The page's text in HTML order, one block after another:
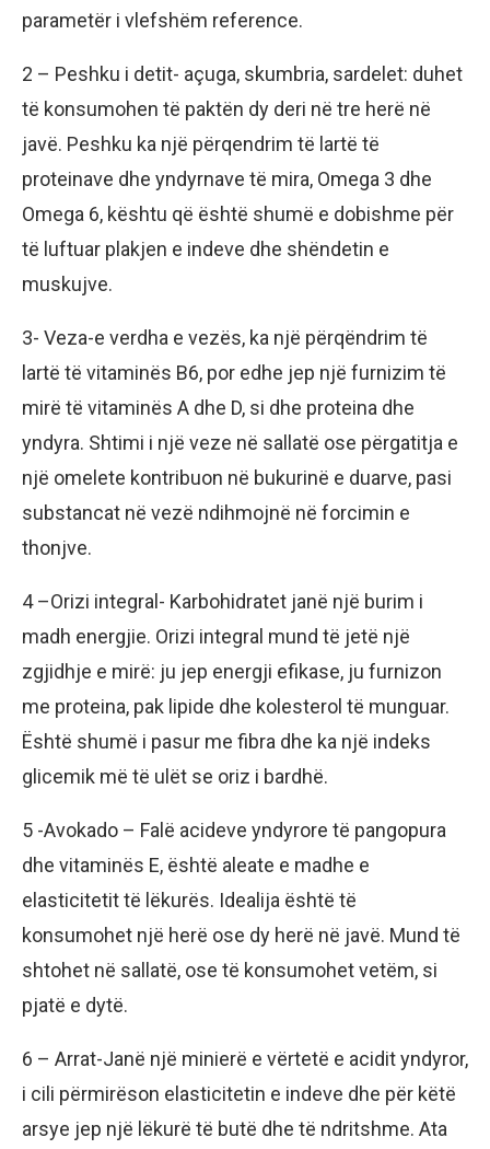
parametër i vlefshëm reference.
2 – Peshku i detit- açuga, skumbria, sardelet: duhet
të konsumohen të paktën dy deri në tre herë në
javë. Peshku ka një përqendrim të lartë të
proteinave dhe yndyrnave të mira, Omega 3 dhe
Omega 6, kështu që është shumë e dobishme për
të luftuar plakjen e indeve dhe shëndetin e
muskujve.
3- Veza-e verdha e vezës, ka një përqëndrim të
lartë të vitaminës B6, por edhe jep një furnizim të
mirë të vitaminës A dhe D, si dhe proteina dhe
yndyra. Shtimi i një veze në sallatë ose përgatitja e
një omelete kontribuon në bukurinë e duarve, pasi
substancat në vezë ndihmojnë në forcimin e
thonjve.
4 –Orizi integral- Karbohidratet janë një burim i
madh energjie. Orizi integral mund të jetë një
zgjidhje e mirë: ju jep energji efikase, ju furnizon
me proteina, pak lipide dhe kolesterol të munguar.
Është shumë i pasur me fibra dhe ka një indeks
glicemik më të ulët se oriz i bardhë.
5 -Avokado – Falë acideve yndyrore të pangopura
dhe vitaminës E, është aleate e madhe e
elasticitetit të lëkurës. Idealija është të
konsumohet një herë ose dy herë në javë. Mund të
shtohet në sallatë, ose të konsumohet vetëm, si
pjatë e dytë.
6 – Arrat-Janë një minierë e vërtetë e acidit yndyror,
i cili përmirëson elasticitetin e indeve dhe për këtë
arsye jep një lëkurë të butë dhe të ndritshme. Ata